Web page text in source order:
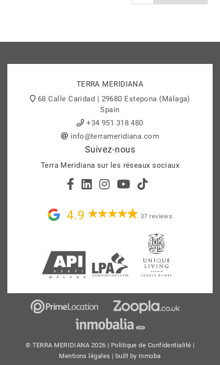
TERRA MERIDIANA
68 Calle Caridad | 29680 Estepona (Málaga)
Spain
+34 951 318 480
info@terrameridiana.com
Suivez-nous
Terra Meridiana sur les réseaux sociaux
4.9 37 reviews
© TERRA MERIDIANA 2026 | Politique de Confidentialité |
Mentions légales | built by Inmoba